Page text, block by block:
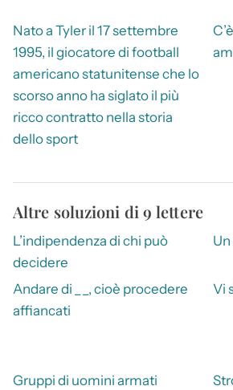
Nato a Tyler il 17 settembre
1995, il giocatore di football
americano statunitense che lo
scorso anno ha siglato il più
ricco contratto nella storia
dello sport
Altre soluzioni di 9 lettere
L’indipendenza di chi può
decidere
Andare di _ _, cioè procedere
affiancati
Vi
Gruppi di uomini armati